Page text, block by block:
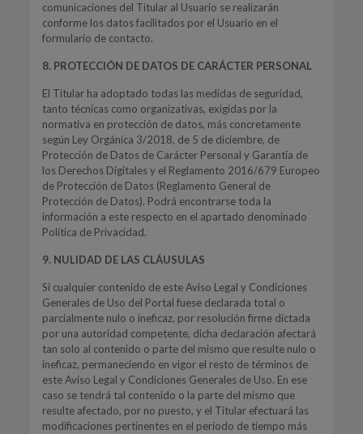
comunicaciones del Titular al Usuario se realizarán
conforme los datos facilitados por el Usuario en el
formulario de contacto.
8. PROTECCIÓN DE DATOS DE CARÁCTER PERSONAL
El Titular ha adoptado todas las medidas de seguridad,
tanto técnicas como organizativas, exigidas por la
normativa en protección de datos, más concretamente
según Ley Orgánica 3/2018, de 5 de diciembre, de
Protección de Datos de Carácter Personal y Garantía de
los Derechos Digitales y el Reglamento 2016/679 Europeo
de Protección de Datos (Reglamento General de
Protección de Datos). Podrá encontrarse toda la
información a este respecto en el apartado denominado
Política de Privacidad.
9. NULIDAD DE LAS CLÁUSULAS
Si cualquier contenido de este Aviso Legal y Condiciones
Generales de Uso del Portal fuese declarada total o
parcialmente nulo o ineficaz, por resolución firme dictada
por una autoridad competente, dicha declaración afectará
tan solo al contenido o parte del mismo que resulte nulo o
ineficaz, permaneciendo en vigor el resto de términos de
este Aviso Legal y Condiciones Generales de Uso. En ese
caso se tendrá tal contenido o la parte del mismo que
resulte afectado, por no puesto, y el Titular efectuará las
modificaciones pertinentes en el periodo de tiempo más